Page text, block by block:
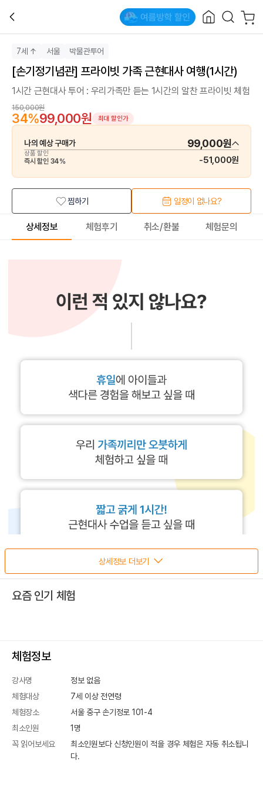
7세 ↑ 서울 박물관투어
[손기정기념관] 프라이빗 가족 근현대사 여행(1시간)
1시간 근현대사 투어 : 우리가족만 듣는 1시간의 알찬 프라이빗 체험
150,000원
34%99,000원 최대 할인가
나의 예상 구매가 99,000원
상품 할인
즉시 할인 34% -51,000원
찜하기 일정이 없나요?
상세정보 체험후기 취소/환불 체험문의
상세정보 더보기
요즘 인기 체험
체험정보
강사명
정보 없음
체험대상
7세 이상 전연령
체험장소
서울 중구 손기정로 101-4
최소인원
1 명
꼭 읽어보세요
최소인원보다 신청인원이 적을 경우 체험은 자동 취소됩니
다.